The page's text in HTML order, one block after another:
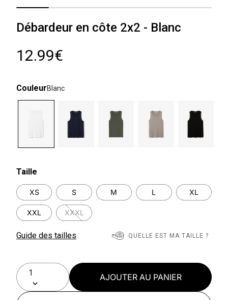
Débardeur en côte 2x2 - Blanc
12.99€
CouleurBlanc
Taille
XS S M L XL
XXL XXXL
Guide des tailles QUELLE EST MA TAILLE ?
AJOUTER AU PANIER